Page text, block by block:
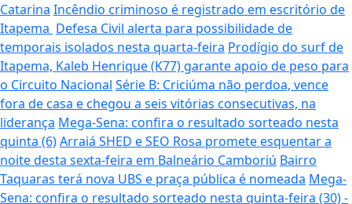
Catarina Incêndio criminoso é registrado em escritório de
Itapema Defesa Civil alerta para possibilidade de
temporais isolados nesta quarta-feira Prodígio do surf de
Itapema, Kaleb Henrique (K77) garante apoio de peso para
o Circuito Nacional Série B: Criciúma não perdoa, vence
fora de casa e chegou a seis vitórias consecutivas, na
liderança Mega-Sena: confira o resultado sorteado nesta
quinta (6)Arraiá SHED e SEO Rosa promete esquentar a
noite desta sexta-feira em Balneário Camboriú Bairro
Taquaras terá nova UBS e praça pública é nomeada Mega-
Sena: confira o resultado sorteado nesta quinta-feira (30) -